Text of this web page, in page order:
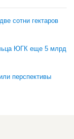
сотни гектаров
ЮГК еще 5 млрд
перспективы